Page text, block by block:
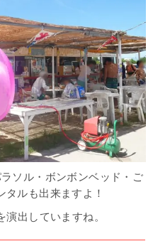
ソル・ボンボンベッド・ご
タルも出来ますよ！
出していますね。